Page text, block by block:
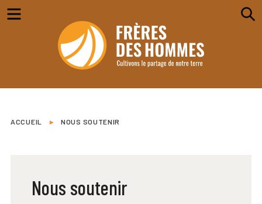
Menu
ACCUEIL ▸NOUS SOUTENIR
Nous soutenir